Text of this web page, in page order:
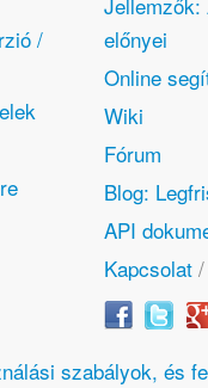
/
előnyei
Online
Wiki
Fórum
Blog:
API
Kapcsolat
szabályok, és